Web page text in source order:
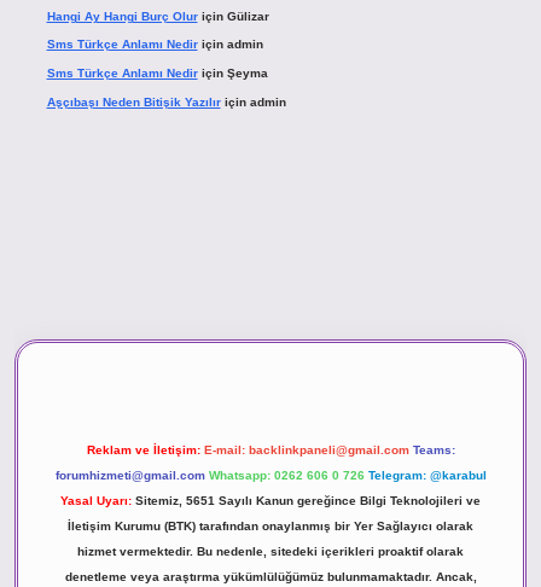
Hangi Ay Hangi Burç Oluriçin Gülizar
Sms Türkçe Anlamı Nediriçin admin
Sms Türkçe Anlamı Nediriçin Şeyma
Aşçıbaşı Neden Bitişik Yazılıriçin admin
Reklam ve İletişim: E-mail: backlinkpaneli@gmail.com Teams:
forumhizmeti@gmail.com Whatsapp: 0262 606 0 726 Telegram: @karabul
Yasal Uyarı: Sitemiz, 5651 Sayılı Kanun gereğince Bilgi Teknolojileri ve
İletişim Kurumu (BTK) tarafından onaylanmış bir Yer Sağlayıcı olarak
hizmet vermektedir. Bu nedenle, sitedeki içerikleri proaktif olarak
denetleme veya araştırma yükümlülüğümüz bulunmamaktadır. Ancak,